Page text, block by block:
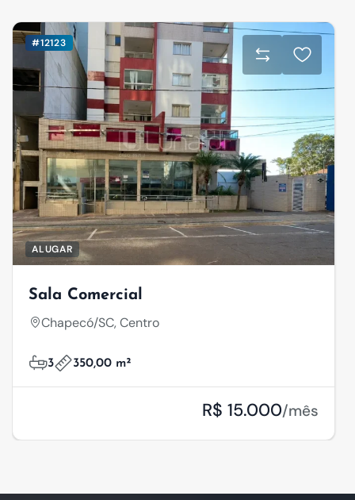
#12123
ALUGAR
Sala Comercial
Chapecó/SC, Centro
3 350,00 m²
R$ 15.000/mês